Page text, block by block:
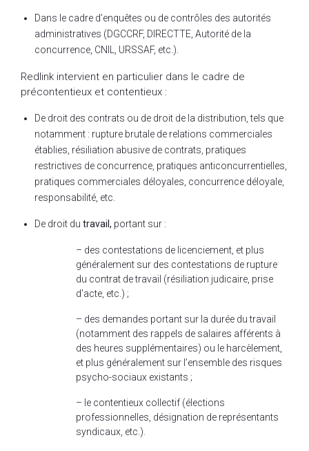
Dans le cadre d’enquêtes ou de contrôles des autorités
administratives (DGCCRF, DIRECTTE, Autorité de la
concurrence, CNIL, URSSAF, etc.).
Redlink intervient en particulier dans le cadre de
précontentieux et contentieux :
De droit des contrats ou de droit de la distribution, tels que
notamment : rupture brutale de relations commerciales
établies, résiliation abusive de contrats, pratiques
restrictives de concurrence, pratiques anticoncurrentielles,
pratiques commerciales déloyales, concurrence déloyale,
responsabilité, etc.
De droit du travail, portant sur :
– des contestations de licenciement, et plus
généralement sur des contestations de rupture
du contrat de travail (résiliation judicaire, prise
d’acte, etc.) ;
– des demandes portant sur la durée du travail
(notamment des rappels de salaires afférents à
des heures supplémentaires) ou le harcèlement,
et plus généralement sur l’ensemble des risques
psycho-sociaux existants ;
– le contentieux collectif (élections
professionnelles, désignation de représentants
syndicaux, etc.).